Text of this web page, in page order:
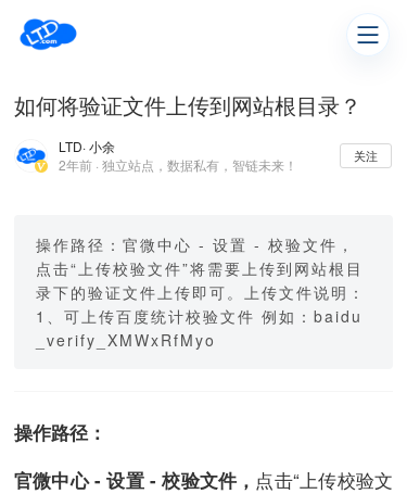
如何将验证文件上传到网站根目录？
LTD· 小余
2年前 · 独立站点，数据私有，智链未来！
关注
操作路径：官微中心 - 设置 - 校验文件，
点击“上传校验文件”将需要上传到网站根目
录下的验证文件上传即可。上传文件说明：
1、可上传百度统计校验文件 例如：baidu
_verify_XMWxRfMyo
操作路径：
官微中心 - 设置 - 校验文件， 点击“上传校验文